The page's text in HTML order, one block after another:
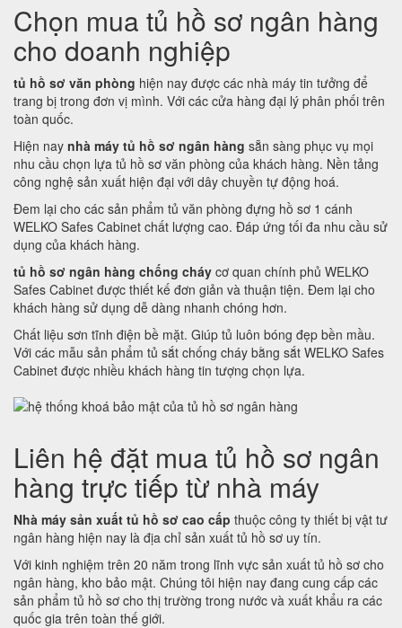
Chọn mua tủ hồ sơ ngân hàng
cho doanh nghiệp
tủ hồ sơ văn phòng hiện nay được các nhà máy tin tưởng để
trang bị trong đơn vị mình. Với các cửa hàng đại lý phân phối trên
toàn quốc.
Hiện nay nhà máy tủ hồ sơ ngân hàng sẵn sàng phục vụ mọi
nhu cầu chọn lựa tủ hồ sơ văn phòng của khách hàng. Nền tảng
công nghệ sản xuất hiện đại với dây chuyền tự động hoá.
Đem lại cho các sản phẩm tủ văn phòng đựng hồ sơ 1 cánh
WELKO Safes Cabinet chất lượng cao. Đáp ứng tối đa nhu cầu sử
dụng của khách hàng.
tủ hồ sơ ngân hàng chống cháy cơ quan chính phủ WELKO
Safes Cabinet được thiết kế đơn giản và thuận tiện. Đem lại cho
khách hàng sử dụng dễ dàng nhanh chóng hơn.
Chất liệu sơn tĩnh điện bề mặt. Giúp tủ luôn bóng đẹp bền mầu.
Với các mẫu sản phẩm tủ sắt chống cháy bằng sắt WELKO Safes
Cabinet được nhiều khách hàng tin tượng chọn lựa.
Liên hệ đặt mua tủ hồ sơ ngân
hàng trực tiếp từ nhà máy
Nhà máy sản xuất tủ hồ sơ cao cấp thuộc công ty thiết bị vật tư
ngân hàng hiện nay là địa chỉ sản xuất tủ hồ sơ uy tín.
Với kinh nghiệm trên 20 năm trong lĩnh vực sản xuất tủ hồ sơ cho
ngân hàng, kho bảo mật. Chúng tôi hiện nay đang cung cấp các
sản phẩm tủ hồ sơ cho thị trường trong nước và xuất khẩu ra các
quốc gia trên toàn thế giới.